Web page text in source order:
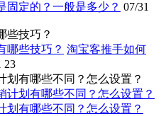
固定的？一般是多少？ 07/31
些技巧？
淘宝客推手如何
23
划有哪些不同？怎么设置？
划有哪些不同？怎么设置？